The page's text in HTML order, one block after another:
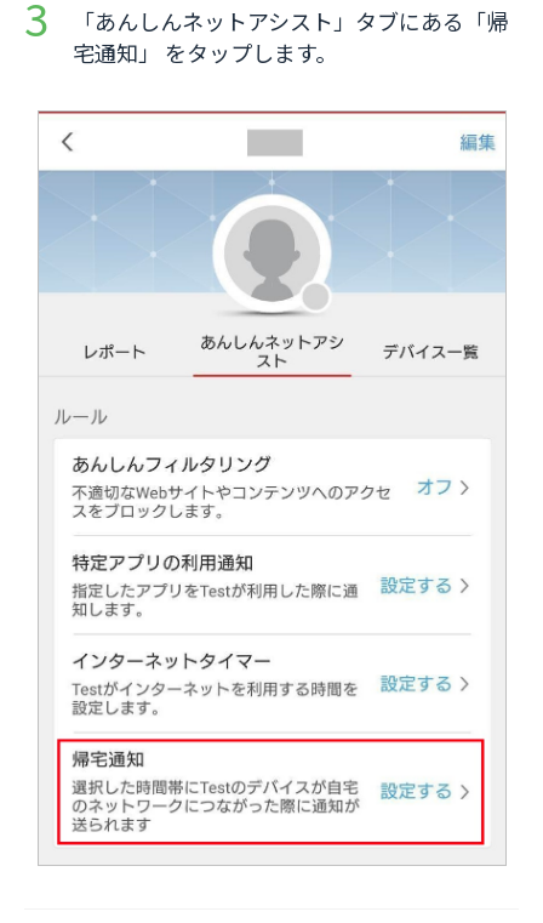
「あんしんネットアシスト」タブにある「帰
宅通知」 をタップします。